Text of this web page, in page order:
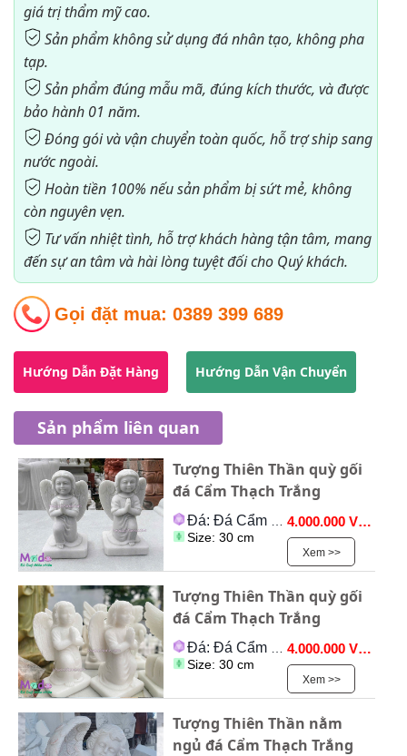
giá trị thẩm mỹ cao.
Sản phẩm không sử dụng đá nhân tạo, không pha
tạp.
Sản phẩm đúng mẫu mã, đúng kích thước, và được
bảo hành 01 năm.
Đóng gói và vận chuyển toàn quốc, hỗ trợ ship sang
nước ngoài.
Hoàn tiền 100% nếu sản phẩm bị sứt mẻ, không
còn nguyên vẹn.
Tư vấn nhiệt tình, hỗ trợ khách hàng tận tâm, mang
đến sự an tâm và hài lòng tuyệt đối cho Quý khách.
Gọi đặt mua: 0389 399 689
Hướng Dẫn Đặt Hàng Hướng Dẫn Vận Chuyển
Sản phẩm liên quan
Tượng Thiên Thần quỳ gối
đá Cẩm Thạch Trắng
Đá: Đá Cẩm Thạch
Size: 30 cm
4.000.000 VNĐ
Xem >>
Tượng Thiên Thần quỳ gối
đá Cẩm Thạch Trắng
Đá: Đá Cẩm Thạch
Size: 30 cm
4.000.000 VNĐ
Xem >>
Tượng Thiên Thần nằm
ngủ đá Cẩm Thạch Trắng